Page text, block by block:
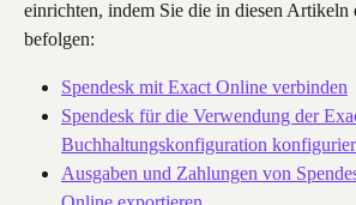
einrichten, indem Sie die in diesen Artikeln
befolgen:
Spendesk mit Exact Online verbinden
Spendesk für die Verwendung der
Buchhaltungskonfiguration
Ausgaben und Zahlungen von